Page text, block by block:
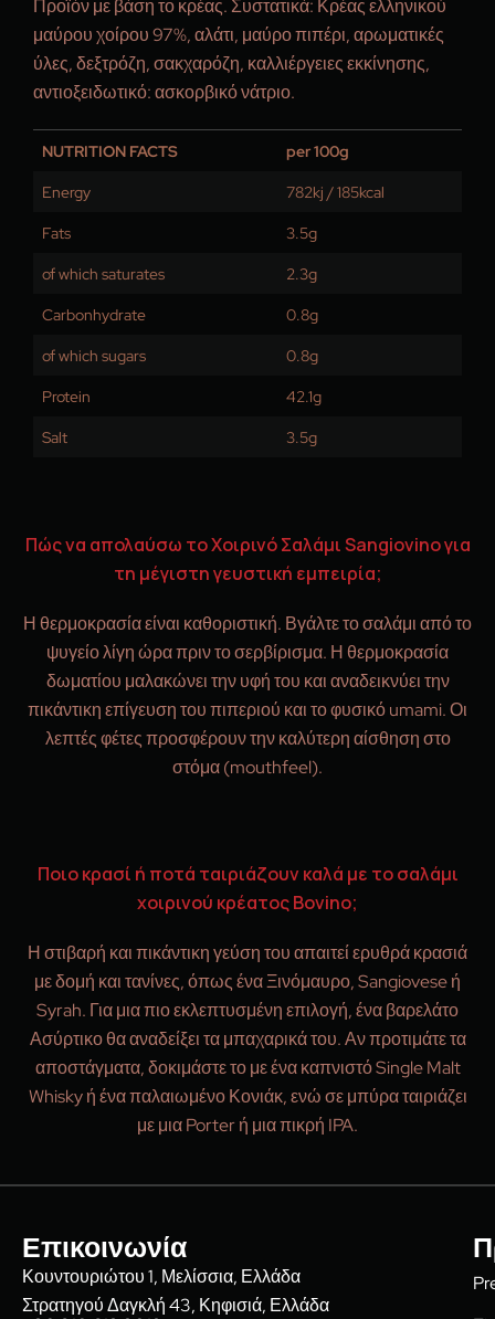
Προϊόν με βάση το κρέας. Συστατικά: Κρέας ελληνικού
μαύρου χοίρου 97%, αλάτι, μαύρο πιπέρι, αρωματικές
ύλες, δεξτρόζη, σακχαρόζη, καλλιέργειες εκκίνησης,
αντιοξειδωτικό: ασκορβικό νάτριο.
NUTRITION FACTS
per 100g
Energy
782kj / 185kcal
Fats
3.5g
of which saturates
2.3g
Carbonhydrate
0.8g
of which sugars
0.8g
Protein
42.1g
Salt
3.5g
Πώς να απολαύσω το Χοιρινό Σαλάμι Sangiovino για
τη μέγιστη γευστική εμπειρία;
Η θερμοκρασία είναι καθοριστική. Βγάλτε το σαλάμι από το
ψυγείο λίγη ώρα πριν το σερβίρισμα. Η θερμοκρασία
δωματίου μαλακώνει την υφή του και αναδεικνύει την
πικάντικη επίγευση του πιπεριού και το φυσικό umami. Οι
λεπτές φέτες προσφέρουν την καλύτερη αίσθηση στο
στόμα (mouthfeel).
Ποιο κρασί ή ποτά ταιριάζουν καλά με το σαλάμι
χοιρινού κρέατος Bovino;
Η στιβαρή και πικάντικη γεύση του απαιτεί ερυθρά κρασιά
με δομή και τανίνες, όπως ένα Ξινόμαυρο, Sangiovese ή
Syrah. Για μια πιο εκλεπτυσμένη επιλογή, ένα βαρελάτο
Ασύρτικο θα αναδείξει τα μπαχαρικά του. Αν προτιμάτε τα
αποστάγματα, δοκιμάστε το με ένα καπνιστό Single Malt
Whisky ή ένα παλαιωμένο Κονιάκ, ενώ σε μπύρα ταιριάζει
με μια Porter ή μια πικρή IPA.
Επικοινωνία
Κουντουριώτου 1, Μελίσσια, Ελλάδα
Στρατηγού Δαγκλή 43, Κηφισιά, Ελλάδα